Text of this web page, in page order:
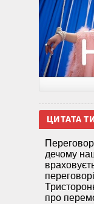
ЦИТАТА
дечому
про